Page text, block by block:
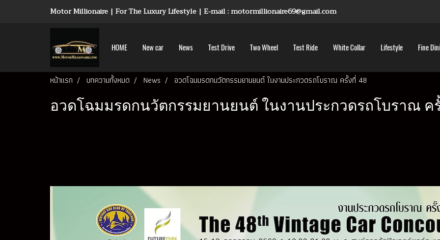
Motor Millionaire | For The Luxury Lifestyle | E-mail : motormillionaire69@gmail.com
HOME New car News Test Drive Two Wheel Test Ride White Collar Lifestyle Fine
หน้าแรก บทความทั้งหมด News อวดโฉมมรดกนวัตกรรมยานยนต์ ในงานประกวดรถโบราณ ครั้งที่ 48
อวดโฉมมรดกนวัตกรรมยานยนต์ ในงานประกวดรถโบราณ ค